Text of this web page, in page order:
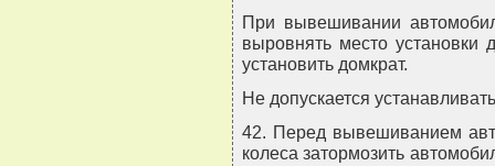
При вывешивании
выровнять место установки
установить домкрат.
Не допускается
42. Перед вывешиванием
колеса затормозить